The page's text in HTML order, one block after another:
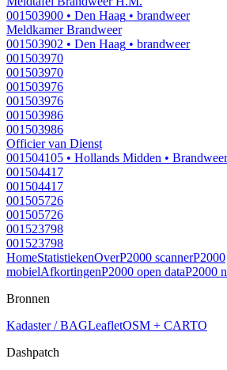
001503900 • Den Haag • brandweer
Meldkamer Brandweer
001503902 • Den Haag • brandweer
001503970
001503970
001503976
001503976
001503986
001503986
Officier van Dienst
001504105 • Hollands Midden • Brandweer
001504417
001504417
001505726
001505726
001523798
001523798
HomeStatistiekenOverP2000 scannerP2000
mobielAfkortingenP2000 open dataP2000
Bronnen
Kadaster / BAGLeafletOSM + CARTO
Dashpatch